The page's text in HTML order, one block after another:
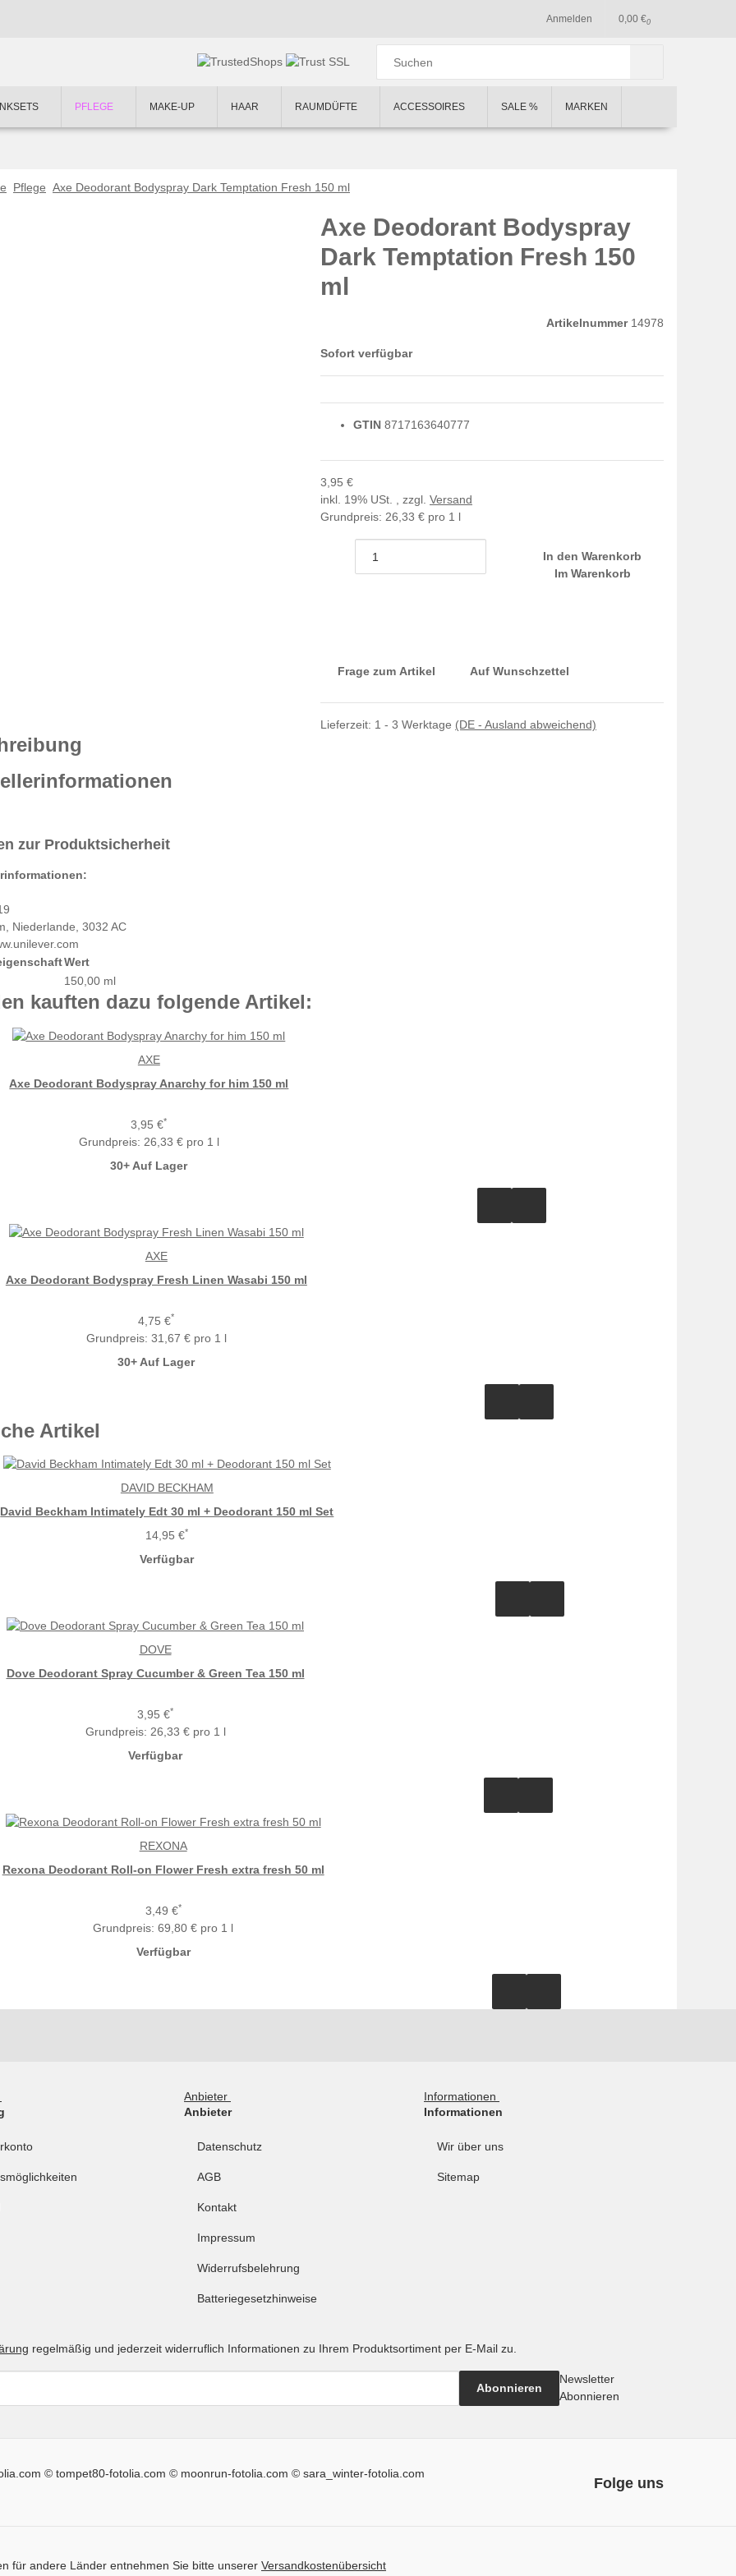
Anmelden 0
0,00 €
PFLEGE MAKE-UP HAAR RAUMDÜFTE ACCESSOIRES SALE % MARKEN
Pflege Axe Deodorant Bodyspray Dark Temptation Fresh 150 ml
Axe Deodorant Bodyspray
Dark Temptation Fresh 150
ml
Artikelnummer 14978
GTIN 8717163640777
3,95 €
inkl. 19% USt. , zzgl. Versand
Grundpreis: 26,33 € pro 1 l
Frage zum Artikel Auf Wunschzettel
In den Warenkorb
Im Warenkorb
Sofort verfügbar
Lieferzeit: 1 - 3 Werktage (DE - Ausland abweichend)
zur Produktsicherheit
Niederlande, 3032 AC
Wert
150,00 ml
kauften dazu folgende Artikel:
Axe Deodorant Bodyspray Anarchy for him 150 ml
3,95 €*
Grundpreis: 26,33 € pro 1 l
30+ Auf Lager
AXE
Axe Deodorant Bodyspray Fresh Linen Wasabi 150 ml
4,75 €*
Grundpreis: 31,67 € pro 1 l
30+ Auf Lager
AXE
Artikel
David Beckham Intimately Edt 30 ml + Deodorant 150 ml Set
14,95 €*
Verfügbar
DAVID BECKHAM
Dove Deodorant Spray Cucumber & Green Tea 150 ml
3,95 €*
Grundpreis: 26,33 € pro 1 l
Verfügbar
DOVE
Rexona Deodorant Roll-on Flower Fresh extra fresh 50 ml
3,49 €*
Grundpreis: 69,80 € pro 1 l
Verfügbar
REXONA
Anbieter
Anbieter
Datenschutz
AGB
Kontakt
Impressum
Widerrufsbelehrung
Batteriegesetzhinweise
Informationen
Informationen
Wir über uns
Sitemap
regelmäßig und jederzeit widerruflich Informationen zu Ihrem Produktsortiment per E-Mail zu.
Abonnieren
Newsletter
Abonnieren
© tompet80-fotolia.com © moonrun-fotolia.com © sara_winter-fotolia.com
Folge uns
für andere Länder entnehmen Sie bitte unserer Versandkostenübersicht